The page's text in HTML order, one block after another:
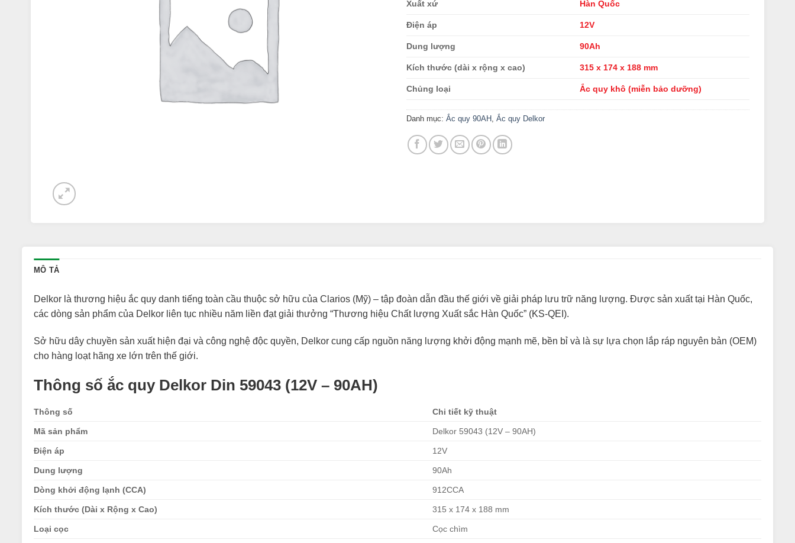
Xuất xứ Hàn Quốc
Điện áp 12V
Dung lượng 90Ah
Kích thước (dài x rộng x cao) 315 x 174 x 188 mm
Chủng loại Ắc quy khô (miễn bảo dưỡng)
Danh mục: Ắc quy 90AH Ắc quy Delkor
MÔ TẢ
Delkor là thương hiệu ắc quy danh tiếng toàn cầu thuộc sở hữu của Clarios (Mỹ) – tập đoàn dẫn đầu thế giới về giải pháp lưu trữ năng lượng. Được sản xuất tại Hàn Quốc,
các dòng sản phẩm của Delkor liên tục nhiều năm liền đạt giải thưởng “Thương hiệu Chất lượng Xuất sắc Hàn Quốc” (KS-QEI).
Sở hữu dây chuyền sản xuất hiện đại và công nghệ độc quyền, Delkor cung cấp nguồn năng lượng khởi động mạnh mẽ, bền bỉ và là sự lựa chọn lắp ráp nguyên bản (OEM)
cho hàng loạt hãng xe lớn trên thế giới.
Thông số ắc quy Delkor Din 59043 (12V – 90AH)
Thông số Chi tiết kỹ thuật
Mã sản phẩm Delkor 59043 (12V – 90AH)
Điện áp 12V
Dung lượng 90Ah
Dòng khởi động lạnh (CCA) 912CCA
Kích thước (Dài x Rộng x Cao) 315 x 174 x 188 mm
Loại cọc Cọc chìm